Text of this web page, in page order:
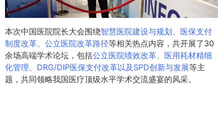
本次中国医院院长大会围绕智慧医院建设与规划、医保支付
制度改革、公立医院改革路径等相关热点内容，共开展了30
余场高端学术论坛，包括公立医院绩效改革、医用耗材精细
化管理、DRG/DIP医保支付改革以及SPD创新与发展等主
题，共同领略我国医疗顶级水平学术交流盛宴的风采。